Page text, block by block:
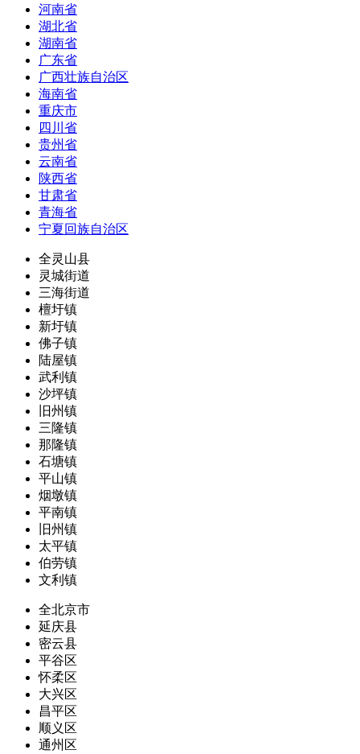
河南省
湖北省
湖南省
广东省
广西壮族自治区
海南省
重庆市
四川省
贵州省
云南省
陕西省
甘肃省
青海省
宁夏回族自治区
全灵山县
灵城街道
三海街道
檀圩镇
新圩镇
佛子镇
陆屋镇
武利镇
沙坪镇
旧州镇
三隆镇
那隆镇
石塘镇
平山镇
烟墩镇
平南镇
旧州镇
太平镇
伯劳镇
文利镇
全北京市
延庆县
密云县
平谷区
怀柔区
大兴区
昌平区
顺义区
通州区